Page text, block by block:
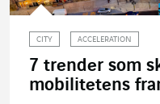
CITY ACCELERATION
7 trender som
mobilitetens